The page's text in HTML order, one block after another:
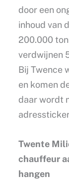
door een
inhoud van
200.000
verdwijnen
Bij Twence
en komen
daar wordt
Twente
chauffeur
hangen